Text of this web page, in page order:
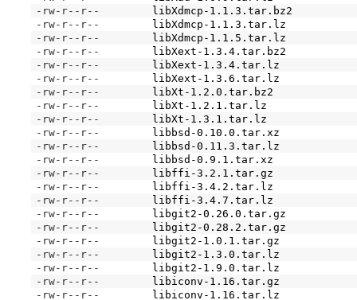
-rw-r--r--
libXdmcp-1.1.3.tar.bz2
-rw-r--r--
libXdmcp-1.1.3.tar.lz
-rw-r--r--
libXdmcp-1.1.5.tar.lz
-rw-r--r--
libXext-1.3.4.tar.bz2
-rw-r--r--
libXext-1.3.4.tar.lz
-rw-r--r--
libXext-1.3.6.tar.lz
-rw-r--r--
libXt-1.2.0.tar.bz2
-rw-r--r--
libXt-1.2.1.tar.lz
-rw-r--r--
libXt-1.3.1.tar.lz
-rw-r--r--
libbsd-0.10.0.tar.xz
-rw-r--r--
libbsd-0.11.3.tar.lz
-rw-r--r--
libbsd-0.9.1.tar.xz
-rw-r--r--
libffi-3.2.1.tar.gz
-rw-r--r--
libffi-3.4.2.tar.lz
-rw-r--r--
libffi-3.4.7.tar.lz
-rw-r--r--
libgit2-0.26.0.tar.gz
-rw-r--r--
libgit2-0.28.2.tar.gz
-rw-r--r--
libgit2-1.0.1.tar.gz
-rw-r--r--
libgit2-1.3.0.tar.lz
-rw-r--r--
libgit2-1.9.0.tar.lz
-rw-r--r--
libiconv-1.16.tar.gz
-rw-r--r--
libiconv-1.16.tar.lz